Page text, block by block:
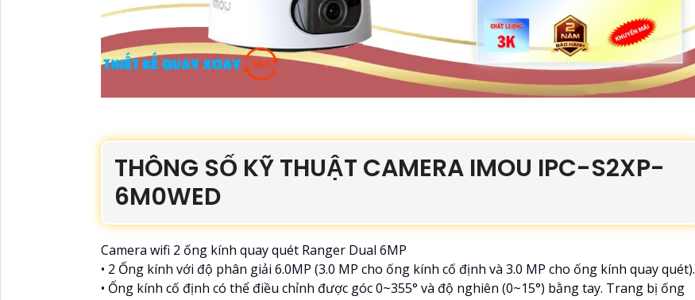
THÔNG SỐ KỸ THUẬT CAMERA IMOU IPC-S2XP-
6M0WED
Camera wifi 2 ống kính quay quét Ranger Dual 6MP
• 2 Ống kính với độ phân giải 6.0MP (3.0 MP cho ống kính cố định và 3.0 MP cho ống kính quay quét).
• Ống kính cố định có thể điều chỉnh được góc 0~355° và độ nghiên (0~15°) bằng tay. Trang bị ống